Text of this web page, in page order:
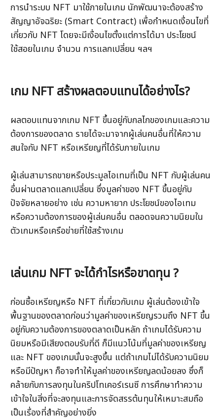
การนำระบบ NFT มาใช้ภายในเกม นักพัฒนาจะต้องสร้าง
สัญญาอัจฉริยะ (Smart Contract) เพื่อกำหนดเงื่อนไขที่
เกี่ยวกับ NFT โดยจะมีเงื่อนไขตั้งแต่การได้มา ประโยชน์
ใช้สอยในเกม จำนวน การแลกเปลี่ยน ฯลฯ
เกม NFT สร้างผลตอบแทนได้อย่างไร?
ผลตอบแทนจากเกม NFT ขึ้นอยู่กับกลไกของเกมและความ
ต้องการของตลาด รายได้จะมาจากผู้เล่นคนอื่นที่ให้ความ
สนใจกับ NFT หรือเหรียญที่ได้รับภายในเกม
ผู้เล่นสามารถขายหรือประมูลไอเทมที่เป็น NFT กับผู้เล่นคน
อื่นผ่านตลาดแลกเปลี่ยน ซึ่งมูลค่าของ NFT ขึ้นอยู่กับ
ปัจจัยหลายอย่าง เช่น ความหายาก ประโยชน์ของไอเทม
หรือความต้องการของผู้เล่นคนอื่น ตลอดจนความนิยมใน
ตัวเกมหรือเครือข่ายที่ใช้สร้างเกม
เล่นเกม NFT จะได้กำไรหรือขาดทุน ?
ก่อนซื้อเหรียญหรือ NFT ที่เกี่ยวกับเกม ผู้เล่นต้องเข้าใจ
พื้นฐานของตลาดก่อนว่ามูลค่าของเหรียญรวมถึง NFT ขึ้น
อยู่กับความต้องการของตลาดเป็นหลัก ถ้าเกมได้รับความ
นิยมหรือมีเสียงตอบรับที่ดี ก็มีแนวโน้มที่มูลค่าของเหรียญ
และ NFT ของเกมนั้นจะสูงขึ้น แต่ถ้าเกมไม่ได้รับความนิยม
หรือมีปัญหา ก็อาจทำให้มูลค่าของเหรียญลดน้อยลง ซึ่งก็
คล้ายกับการลงทุนในคริปโทเคอร์เรนซี การศึกษาทำความ
เข้าใจในสิ่งที่จะลงทุนและการจัดสรรต้นทุนให้เหมาะสมถือ
เป็นเรื่องที่สำคัญอย่างยิ่ง